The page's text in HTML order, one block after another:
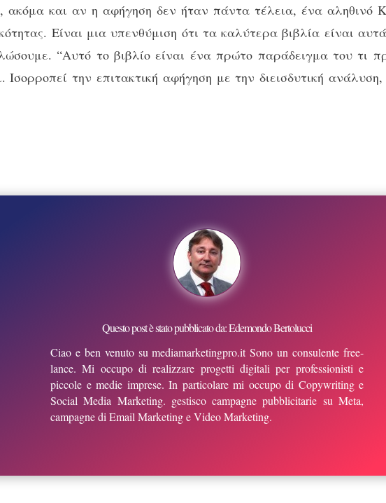
ακόμα και αν η αφήγηση δεν ήταν πάντα τέλεια, ένα αληθινό
Είναι μια υπενθύμιση ότι τα καλύτερα βιβλία είναι
“Αυτό το βιβλίο είναι ένα πρώτο παράδειγμα του τι
Ισορροπεί την επιτακτική αφήγηση με την διεισδυτική
Questo post è stato pubblicato da: Edemondo Bertolucci
Ciao e ben venuto su mediamarketingpro.it Sono un consulente free-
lance. Mi occupo di realizzare progetti digitali per professionisti e
piccole e medie imprese. In particolare mi occupo di Copywriting e
Social Media Marketing. gestisco campagne pubblicitarie su Meta,
campagne di Email Marketing e Video Marketing.